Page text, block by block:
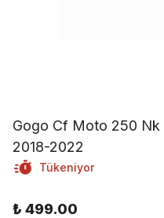
Gogo Cf Moto 250 Nk
2018-2022
Tükeniyor
₺ 499.00